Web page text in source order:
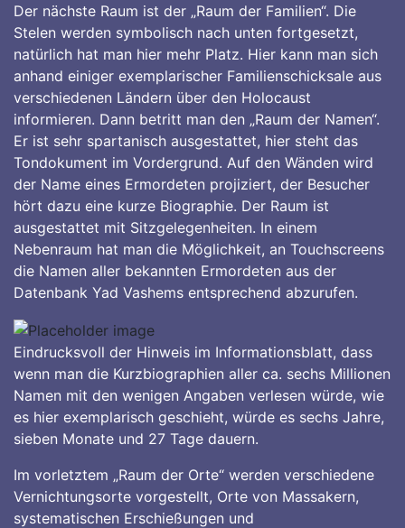
Der nächste Raum ist der „Raum der Familien“. Die
Stelen werden symbolisch nach unten fortgesetzt,
natürlich hat man hier mehr Platz. Hier kann man sich
anhand einiger exemplarischer Familienschicksale aus
verschiedenen Ländern über den Holocaust
informieren. Dann betritt man den „Raum der Namen“.
Er ist sehr spartanisch ausgestattet, hier steht das
Tondokument im Vordergrund. Auf den Wänden wird
der Name eines Ermordeten projiziert, der Besucher
hört dazu eine kurze Biographie. Der Raum ist
ausgestattet mit Sitzgelegenheiten. In einem
Nebenraum hat man die Möglichkeit, an Touchscreens
die Namen aller bekannten Ermordeten aus der
Datenbank Yad Vashems entsprechend abzurufen.
Eindrucksvoll der Hinweis im Informationsblatt, dass
wenn man die Kurzbiographien aller ca. sechs Millionen
Namen mit den wenigen Angaben verlesen würde, wie
es hier exemplarisch geschieht, würde es sechs Jahre,
sieben Monate und 27 Tage dauern.
Im vorletztem „Raum der Orte“ werden verschiedene
Vernichtungsorte vorgestellt, Orte von Massakern,
systematischen Erschießungen und